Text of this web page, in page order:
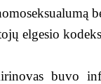
elgesio
buvo